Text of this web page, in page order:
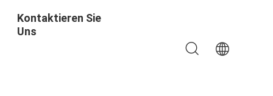
Kontaktieren Sie
Uns